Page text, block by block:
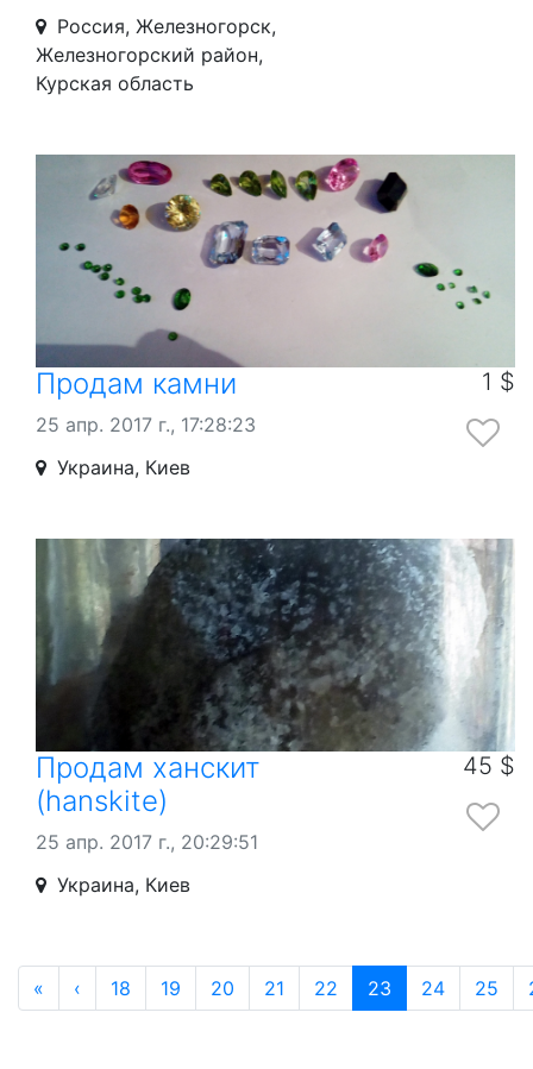
Россия, Железногорск,
Железногорский район,
Курская область
Продам камни
25 апр. 2017 г., 17:28:23
Украина, Киев
1 $
Продам ханскит
(hanskite)
25 апр. 2017 г., 20:29:51
Украина, Киев
45 $
« ‹ 18 19 20 21 22 23 24 25